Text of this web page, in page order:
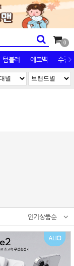
0
텀블러 에코백 수건/
인기상품순